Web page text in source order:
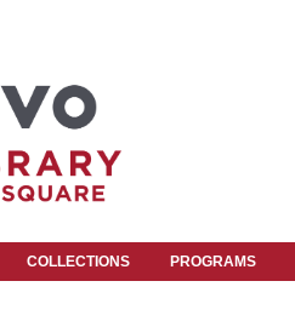
COLLECTIONS PROGRAMS